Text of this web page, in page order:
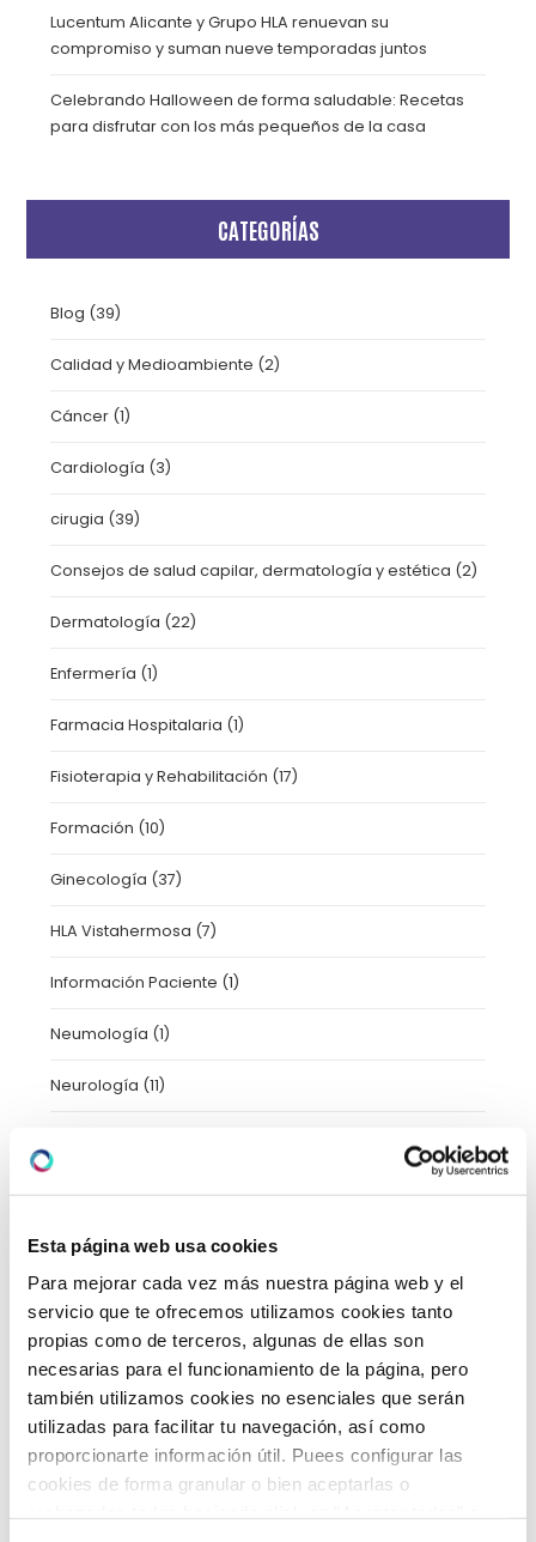
Esta página web usa cookies
Para mejorar cada vez más nuestra página web y el
servicio que te ofrecemos utilizamos cookies tanto
propias como de terceros, algunas de ellas son
necesarias para el funcionamiento de la página, pero
también utilizamos cookies no esenciales que serán
utilizadas para facilitar tu navegación, así como
proporcionarte información útil. Puees configurar las
cookies de forma granular o bien aceptarlas o
Lucentum Alicante y Grupo HLA renuevan su
compromiso y suman nueve temporadas juntos
Celebrando Halloween de forma saludable: Recetas
para disfrutar con los más pequeños de la casa
CATEGORÍAS
Blog (39)
Calidad y Medioambiente (2)
Cáncer (1)
Cardiología (3)
cirugia (39)
Consejos de salud capilar, dermatología y estética (2)
Dermatología (22)
Enfermería (1)
Farmacia Hospitalaria (1)
Fisioterapia y Rehabilitación (17)
Formación (10)
Ginecología (37)
HLA Vistahermosa (7)
Información Paciente (1)
Neumología (1)
Neurología (11)
Oftalmología(2)
Patrocinio(7)
Pediatría(25)
Pediatría(13)
Prensa y Medios
Protocolos Covid(1)